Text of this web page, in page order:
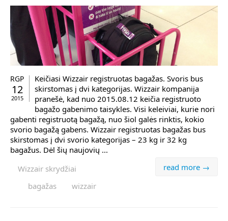
RGP
12
2015
Keičiasi Wizzair registruotas bagažas. Svoris bus
skirstomas į dvi kategorijas. Wizzair kompanija
pranešė, kad nuo 2015.08.12 keičia registruoto
bagažo gabenimo taisykles. Visi keleiviai, kurie nori
gabenti registruotą bagažą, nuo šiol galės rinktis, kokio
svorio bagažą gabens. Wizzair registruotas bagažas bus
skirstomas į dvi svorio kategorijas – 23 kg ir 32 kg
bagažus. Dėl šių naujovių ...
read more →
Wizzair skrydžiai
bagažas
wizzair